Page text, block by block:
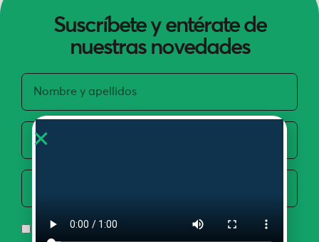
Suscríbete y entérate de
nuestras novedades
Acepto la Política de Privacidad y Uso de Datos